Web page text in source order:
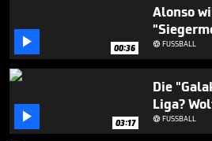
25
seconds
 00:36
Alonso
FUSSBALL
 03:17
Die
Liga?
FUSSBALL